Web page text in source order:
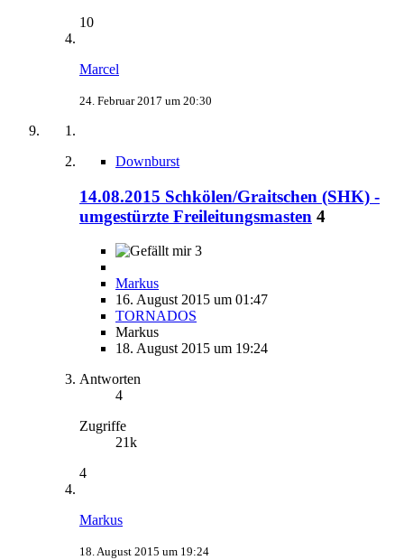
10
Marcel
24. Februar 2017 um 20:30
Downburst
14.08.2015 Schkölen/Graitschen (SHK) -
umgestürzte Freileitungsmasten 4
3
Markus
16. August 2015 um 01:47
TORNADOS
Markus
18. August 2015 um 19:24
Antworten
4
Zugriffe
21k
4
Markus
18. August 2015 um 19:24